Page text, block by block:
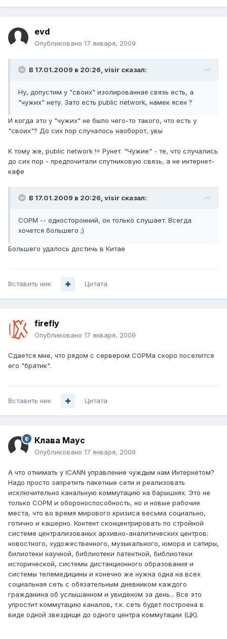
evd
Опубликовано 17 января, 2009
В 17.01.2009 в 20:26, visir сказал:
Ну, допустим у "своих" изолированная связь есть, а
"чужих" нету. Зато есть public network, намек ясен ?
И когда это у "чужих" не было чего-то такого, что есть у
"своих"? До сих пор случалось наоборот, увы
К тому же, public network != Рунет. "Чужие" - те, что случались
до сих пор - предпочитали спутниковую связь, а не интернет-
кафе
В 17.01.2009 в 20:26, visir сказал:
СОРМ -- односторонний, он только слушает. Всегда
хочется большего ;)
Большего удалось достичь в Китае
Вставить ник Цитата
firefly
Опубликовано 17 января, 2009
Сдается мне, что рядом с сервером СОРМа скоро поселится
его "братик".
Вставить ник Цитата
Клава Маус
Опубликовано 17 января, 2009
А что отнимать у ICANN управление чуждым нам Интернетом?
Надо просто запретить пакетные сети и реализовать
исключительно канальную коммутацию на барышнях. Это не
только СОРМ и обороноспособность, но и новые рабочие
места, что во время мирового кризиса весьма социально,
готично и кашерно. Контент сконцентрировать по стройной
системе централизованых архивно-аналитических центров:
новостного, художественного, музыкального, юмора и сатиры,
билиотеки научной, библиотеки патентной, библиотеки
исторической, системы дистанционного образования и
системы телемедицины и конечно же нужна одна на всех
социальная сеть с обязательным дневником каждого
гражданина об услышанном и увиденом за день... Все это
упростит коммутацию каналов, т.к. сеть будет построена в
виде одной звездищи до одного центра коммутации (ЦК).